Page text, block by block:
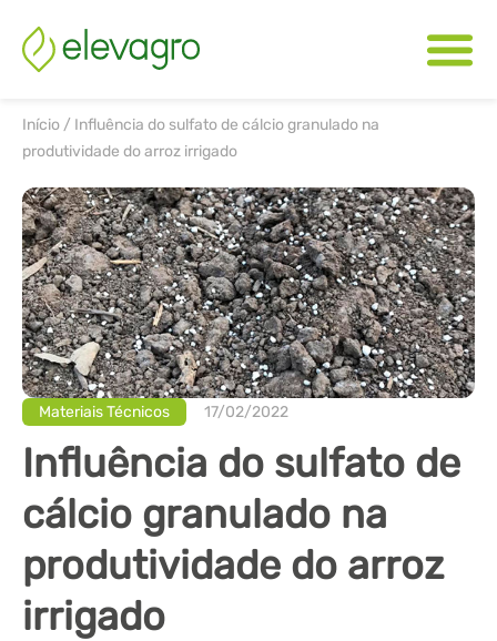
Início / Influência do sulfato de cálcio granulado na
produtividade do arroz irrigado
Materiais Técnicos 17/02/2022
Influência do sulfato de
cálcio granulado na
produtividade do arroz
irrigado